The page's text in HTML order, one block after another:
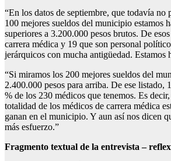
“En los datos de septiembre, que todavía no
100 mejores sueldos del municipio estamos
superiores a 3.200.000 pesos brutos. De
carrera médica y 19 que son personal
jerárquicos con mucha antigüedad. Estamos
“Si miramos los 200 mejores sueldos del
2.400.000 pesos para arriba. De ese listado,
% de los 230 médicos que tenemos. Es
totalidad de los médicos de carrera médica
ganan en el municipio. Y aun así nos dicen
más esfuerzo.”
Fragmento textual de la entrevista –